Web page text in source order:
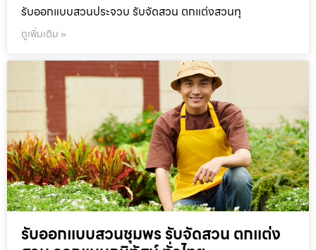
รับออกแบบสวนประจวบ รับจัดสวน ตกแต่งสวนทุ
ดูเพิ่มเติม »
รับออกแบบสวนชุมพร รับจัดสวน ตกแต่ง